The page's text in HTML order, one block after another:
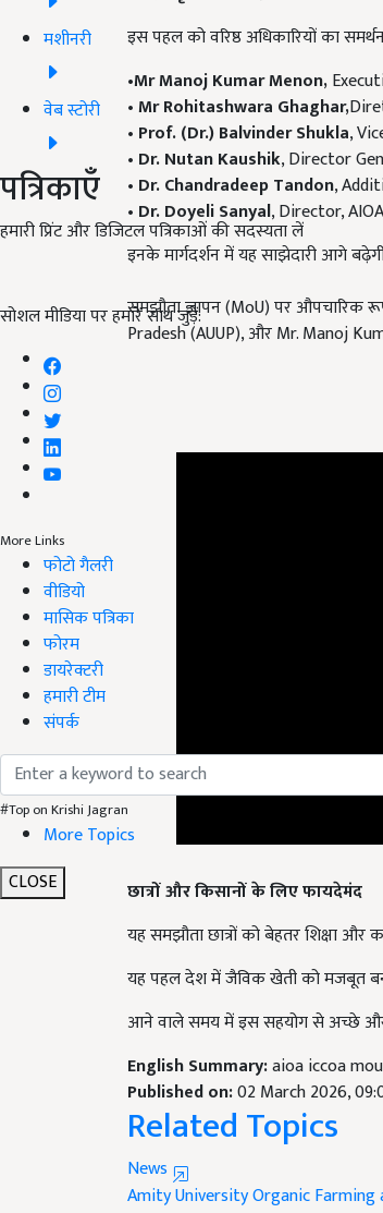
मशीनरी
वेब स्टोरी
पत्रिकाएँ
हमारी प्रिंट और डिजिटल पत्रिकाओं की सदस्यता लें
सोशल मीडिया पर हमारे साथ जुड़ें:
More Links
फोटो गैलरी
वीडियो
मासिक पत्रिका
फोरम
डायरेक्टरी
हमारी टीम
संपर्क
#Top on Krishi Jagran
More Topics
CLOSE
इस पहल को वरिष्ठ अधिकारियों का
•Mr Manoj Kumar Menon,
•Mr Rohitashwara Ghaghar,
• Prof. (Dr.) Balvinder Shukla,
• Dr. Nutan Kaushik, Director
• Dr. Chandradeep Tandon,
• Dr. Doyeli Sanyal, Director, AIOA
इनके मार्गदर्शन में यह साझेदारी आगे
समझौता ज्ञापन (MoU) पर औपचारिक
Pradesh (AUUP), और Mr. Manoj
यह पहल देश में जैविक खेती को मजबूत
आने वाले समय में इस सहयोग से अच्छे
Published on:02 March 2026,
Related Topics
News
Amity University
University Uttar Pradesh